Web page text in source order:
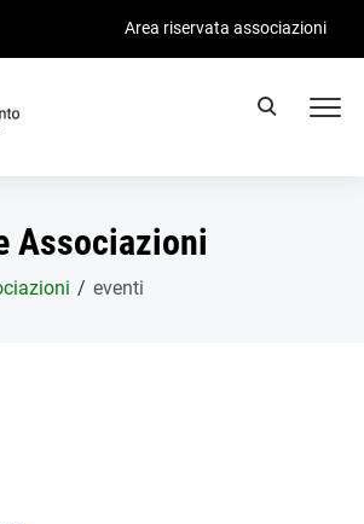
Area riservata associazioni
Associazioni
eventi